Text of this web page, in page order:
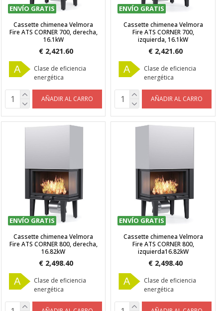
ENVÍO GRATIS
Cassette chimenea Velmora
Fire ATS CORNER 700, derecha,
16.1kW
€ 2,421.60
A
Clase de eficiencia
energética
AÑADIR AL CARRO
ENVÍO GRATIS
Cassette chimenea Velmora
Fire ATS CORNER 700,
izquierda, 16.1kW
€ 2,421.60
A
Clase de eficiencia
energética
AÑADIR AL CARRO
ENVÍO GRATIS
Cassette chimenea Velmora
Fire ATS CORNER 800, derecha,
16.82kW
€ 2,498.40
A
Clase de eficiencia
energética
ENVÍO GRATIS
Cassette chimenea Velmora
Fire ATS CORNER 800,
izquierda16.82kW
€ 2,498.40
A
Clase de eficiencia
energética